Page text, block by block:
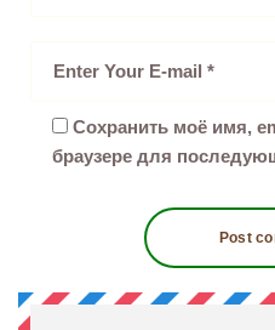
Сохранить моё имя,
браузере для